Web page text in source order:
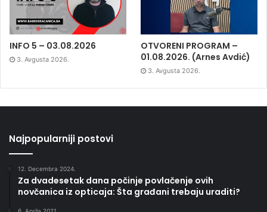
INFO 5 – 03.08.2026
3. Avgusta 2026.
OTVORENI PROGRAM –
01.08.2026. (Arnes Avdić)
3. Avgusta 2026.
Najpopularniji postovi
12. Decembra 2024.
Za dvadesetak dana počinje povlačenje ovih
novčanica iz opticaja: Šta građani trebaju uraditi?